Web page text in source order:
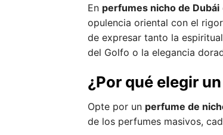
En perfumes nicho de Dubái
opulencia oriental con el
de expresar tanto la
del Golfo o la elegancia
¿Por qué elegir
Opte por un perfume de
de los perfumes masivos,